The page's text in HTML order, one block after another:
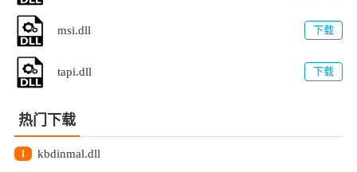
msi.dll 下载
tapi.dll 下载
热门下载
1 kbdinmal.dll